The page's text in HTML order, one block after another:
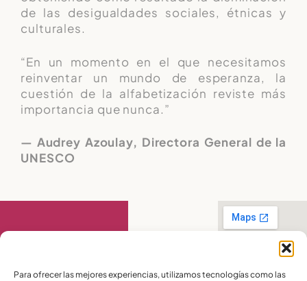
Para ofrecer las mejores experiencias, utilizamos tecnologías como las
de las desigualdades sociales, étnicas y
culturales.
“En un momento en el que necesitamos
reinventar un mundo de esperanza, la
cuestión de la alfabetización reviste más
importancia que nunca.”
— Audrey Azoulay, Directora General de la
UNESCO
Contact Us